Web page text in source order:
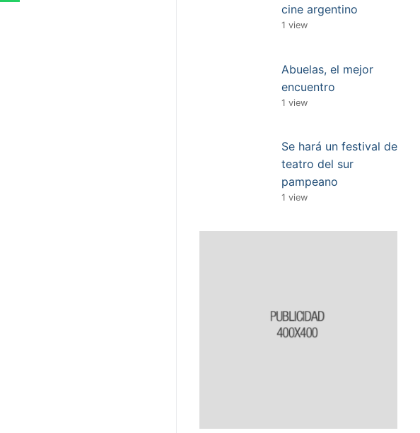
cine argentino
1 view
Abuelas, el mejor
encuentro
1 view
Se hará un festival de
teatro del sur
pampeano
1 view